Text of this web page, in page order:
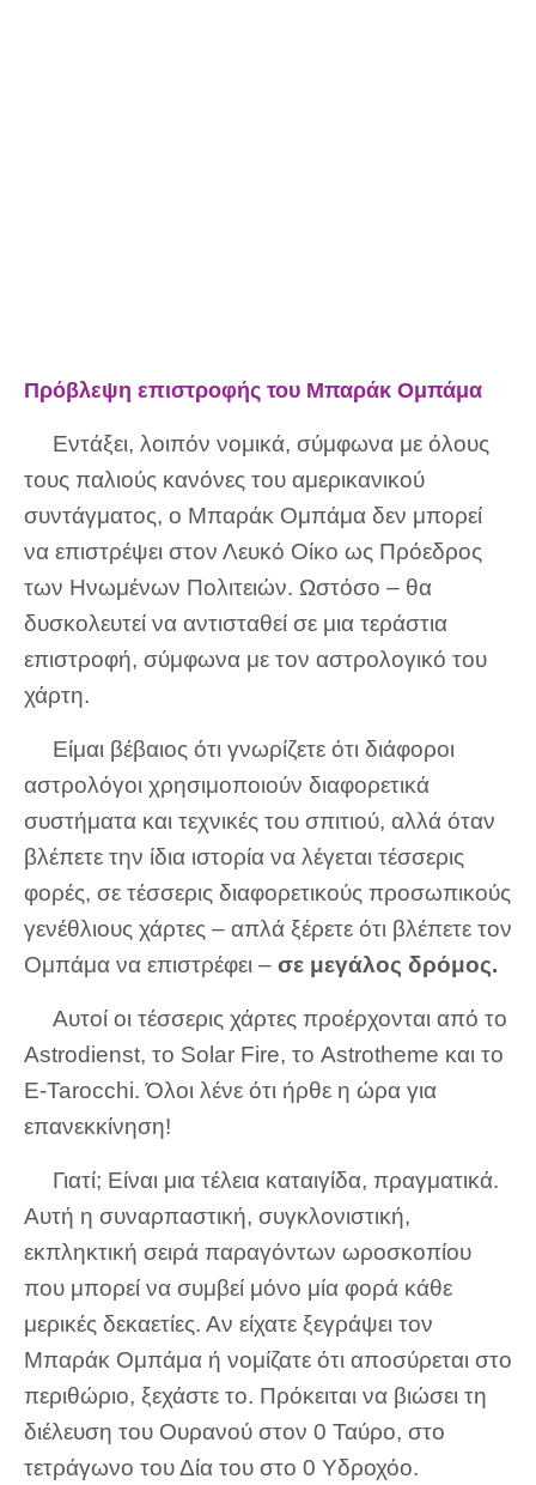
Πρόβλεψη επιστροφής του Μπαράκ Ομπάμα
Εντάξει, λοιπόν νομικά, σύμφωνα με όλους
τους παλιούς κανόνες του αμερικανικού
συντάγματος, ο Μπαράκ Ομπάμα δεν μπορεί
να επιστρέψει στον Λευκό Οίκο ως Πρόεδρος
των Ηνωμένων Πολιτειών. Ωστόσο – θα
δυσκολευτεί να αντισταθεί σε μια τεράστια
επιστροφή, σύμφωνα με τον αστρολογικό του
χάρτη.
Είμαι βέβαιος ότι γνωρίζετε ότι διάφοροι
αστρολόγοι χρησιμοποιούν διαφορετικά
συστήματα και τεχνικές του σπιτιού, αλλά όταν
βλέπετε την ίδια ιστορία να λέγεται τέσσερις
φορές, σε τέσσερις διαφορετικούς προσωπικούς
γενέθλιους χάρτες – απλά ξέρετε ότι βλέπετε τον
Ομπάμα να επιστρέφει – σε μεγάλος δρόμος.
Αυτοί οι τέσσερις χάρτες προέρχονται από το
Astrodienst, το Solar Fire, το Astrotheme και το
E-Tarocchi. Όλοι λένε ότι ήρθε η ώρα για
επανεκκίνηση!
Γιατί; Είναι μια τέλεια καταιγίδα, πραγματικά.
Αυτή η συναρπαστική, συγκλονιστική,
εκπληκτική σειρά παραγόντων ωροσκοπίου
που μπορεί να συμβεί μόνο μία φορά κάθε
μερικές δεκαετίες. Αν είχατε ξεγράψει τον
Μπαράκ Ομπάμα ή νομίζατε ότι αποσύρεται στο
περιθώριο, ξεχάστε το. Πρόκειται να βιώσει τη
διέλευση του Ουρανού στον 0 Ταύρο, στο
τετράγωνο του Δία του στο 0 Υδροχόο.